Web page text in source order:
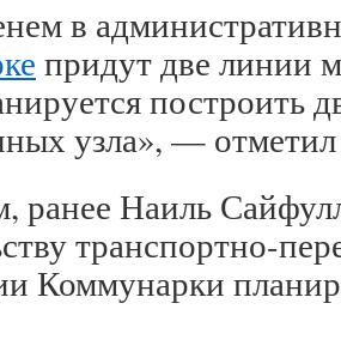
в
придут две линии
построить
узла», —
ранее Наиль
транспортно-
Коммунарки